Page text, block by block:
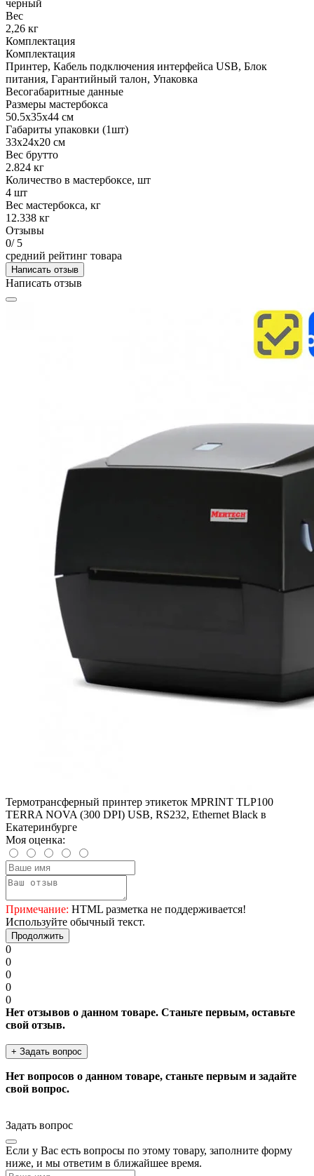
черный
Вес
2,26 кг
Комплектация
Комплектация
Принтер, Кабель подключения интерфейса USB, Блок
питания, Гарантийный талон, Упаковка
Весогабаритные данные
Размеры мастербокса
50.5х35х44 см
Габариты упаковки (1шт)
33х24х20 см
Вес брутто
2.824 кг
Количество в мастербоксе, шт
4 шт
Вес мастербокса, кг
12.338 кг
Отзывы
0/ 5
средний рейтинг товара
Написать отзыв
Написать отзыв
Термотрансферный принтер этикеток MPRINT TLP100
TERRA NOVA (300 DPI) USB, RS232, Ethernet Black в
Екатеринбурге
Моя оценка:
Примечание: HTML разметка не поддерживается!
Используйте обычный текст.
Продолжить
0
0
0
0
0
Нет отзывов о данном товаре. Станьте первым, оставьте
свой отзыв.
+ Задать вопрос
Нет вопросов о данном товаре, станьте первым и задайте
свой вопрос.
Задать вопрос
Если у Вас есть вопросы по этому товару, заполните форму
ниже, и мы ответим в ближайшее время.